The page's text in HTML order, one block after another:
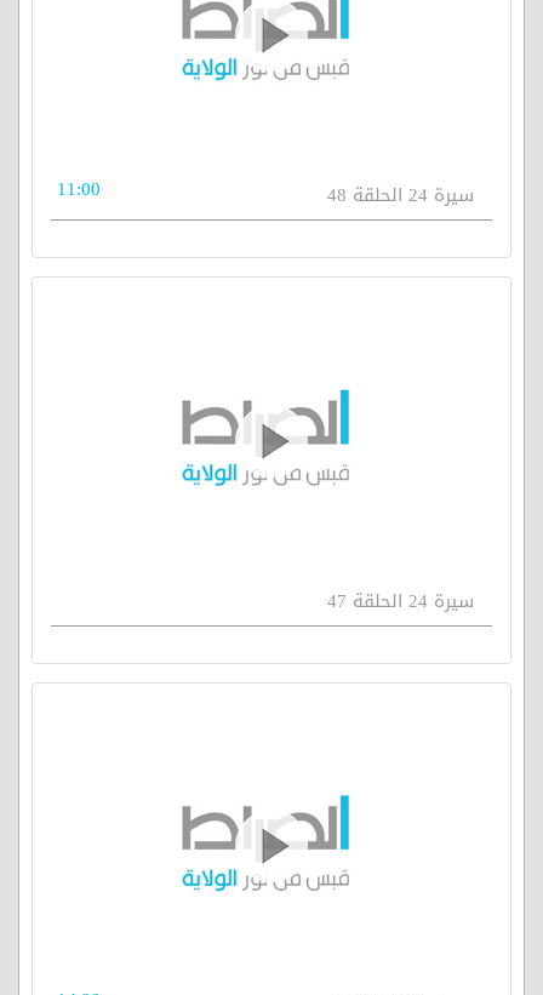
سيرة 24 الحلقة 48 11:00
سيرة 24 الحلقة 47